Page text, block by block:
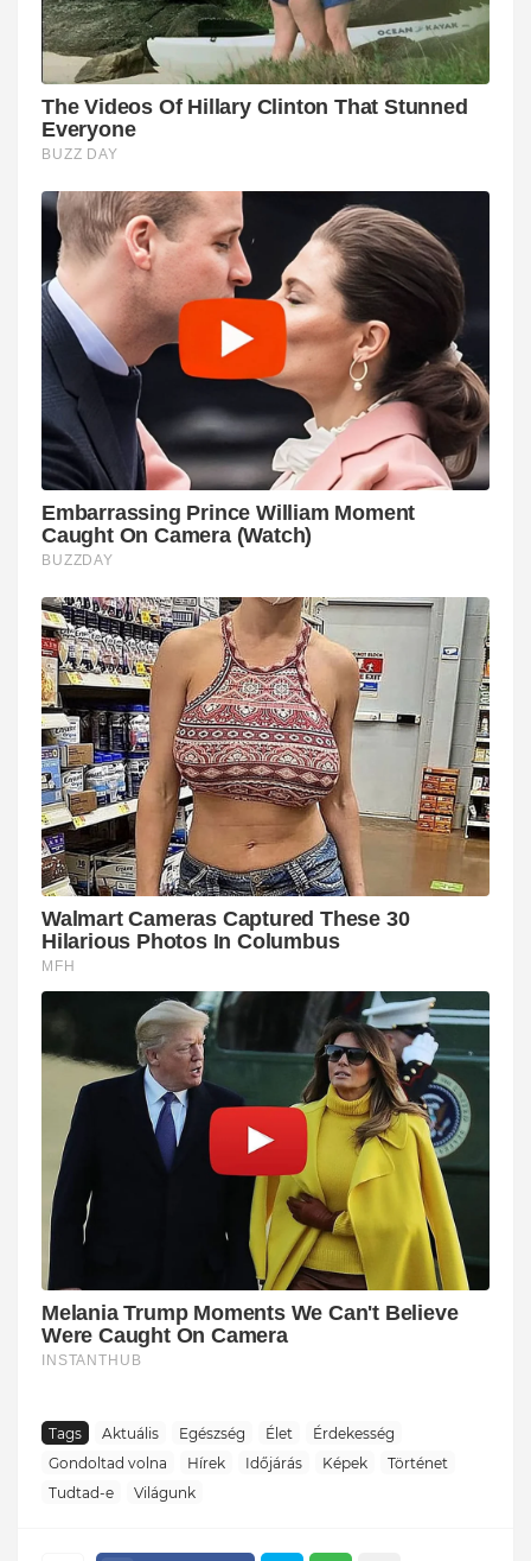
Tags Aktuális Egészség Élet
Érdekesség
Gondoltad volna
Hírek Időjárás Képek
Történet
Tudtad-e
Világunk